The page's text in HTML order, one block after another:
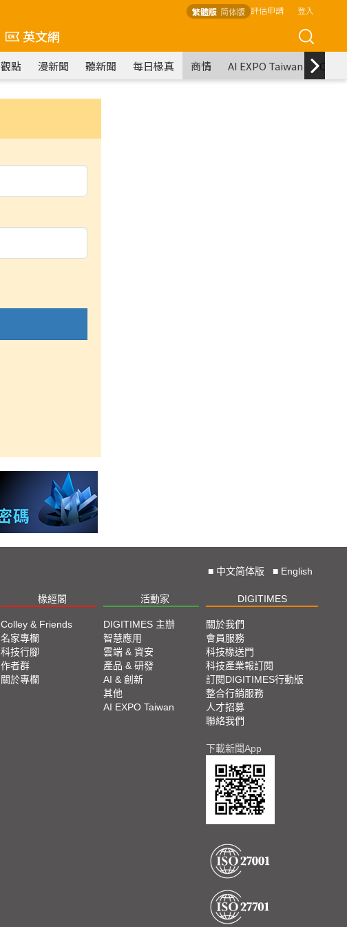
繁體版 简体版 評估申請 登入
英文網
觀點 漫新聞 聽新聞 每日椽真 商情 AI EXPO Taiwan
■ 中文简体版 ■ English
椽經閣 活動家 DIGITIMES
Colley & Friends
名家專欄
科技行腳
作者群
關於專欄
DIGITIMES 主辦
智慧應用
雲端 & 資安
產品 & 研發
AI & 創新
其他
AI EXPO Taiwan
關於我們
會員服務
科技椽送門
科技產業報訂閱
訂閱DIGITIMES行動版
整合行銷服務
人才招募
聯絡我們
下載新聞App